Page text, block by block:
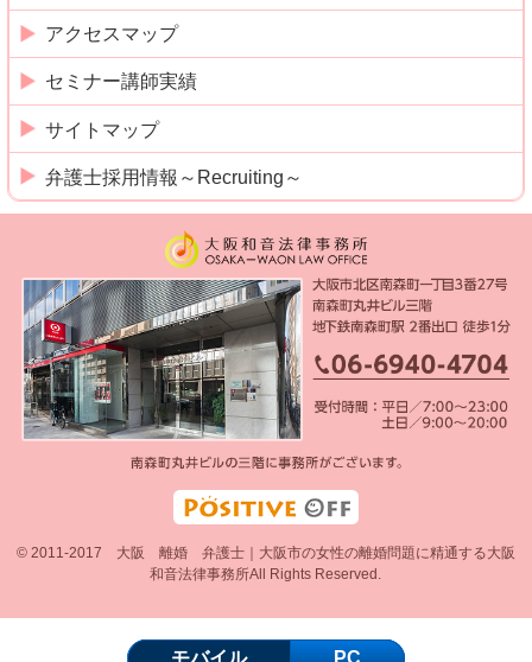
アクセスマップ
セミナー講師実績
サイトマップ
弁護士採用情報～Recruiting～
© 2011-2017 大阪 離婚 弁護士｜大阪市の女性の離婚問題に精通する大阪
和音法律事務所All Rights Reserved.